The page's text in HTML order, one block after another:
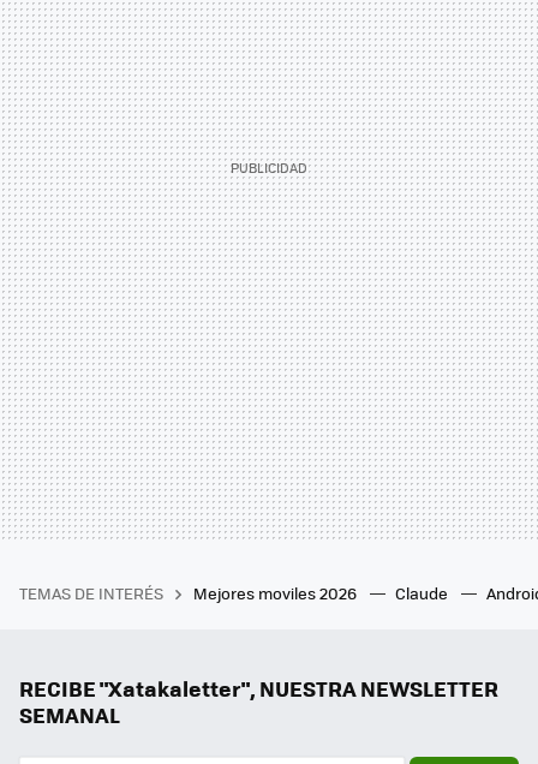
TEMAS DE INTERÉS Mejores moviles 2026 Claude
RECIBE "Xatakaletter", NUESTRA NEWSLETTER
SEMANAL